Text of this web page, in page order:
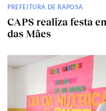
PREFEITURA DE RAPOSA
CAPS realiza festa
das Mães